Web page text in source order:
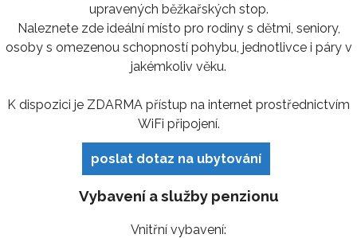
upravených běžkařských stop.
Naleznete zde ideální místo pro rodiny s dětmi, seniory,
osoby s omezenou schopností pohybu, jednotlivce i páry v
jakémkoliv věku.
K dispozici je ZDARMA přístup na internet prostřednictvím
WiFi připojení.
poslat dotaz na ubytování
Vybavení a služby penzionu
Vnitřní vybavení: